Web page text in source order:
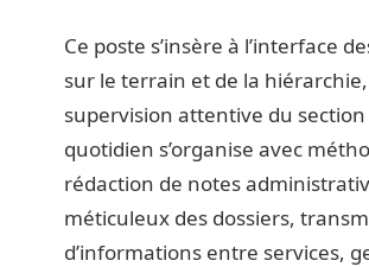
Ce poste s’insère à l’interface
sur le terrain et de la
supervision attentive du section
quotidien s’organise avec
rédaction de notes
méticuleux des dossiers,
d’informations entre services,